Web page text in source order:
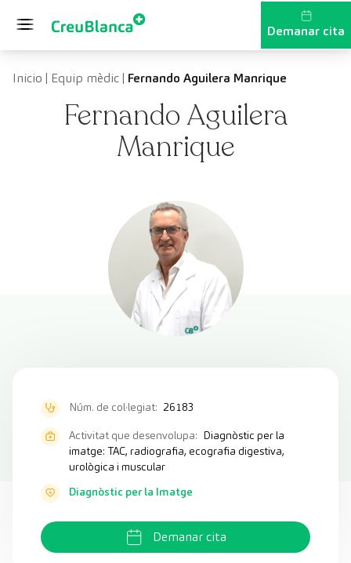
Demanar cita
Inicio | Equip mèdic| Fernando Aguilera Manrique
Fernando Aguilera
Manrique
Núm. de col·legiat: 26183
Activitat que desenvolupa: Diagnòstic per la
imatge: TAC, radiografia, ecografia digestiva,
urològica i muscular
Diagnòstic per la Imatge
Demanar cita